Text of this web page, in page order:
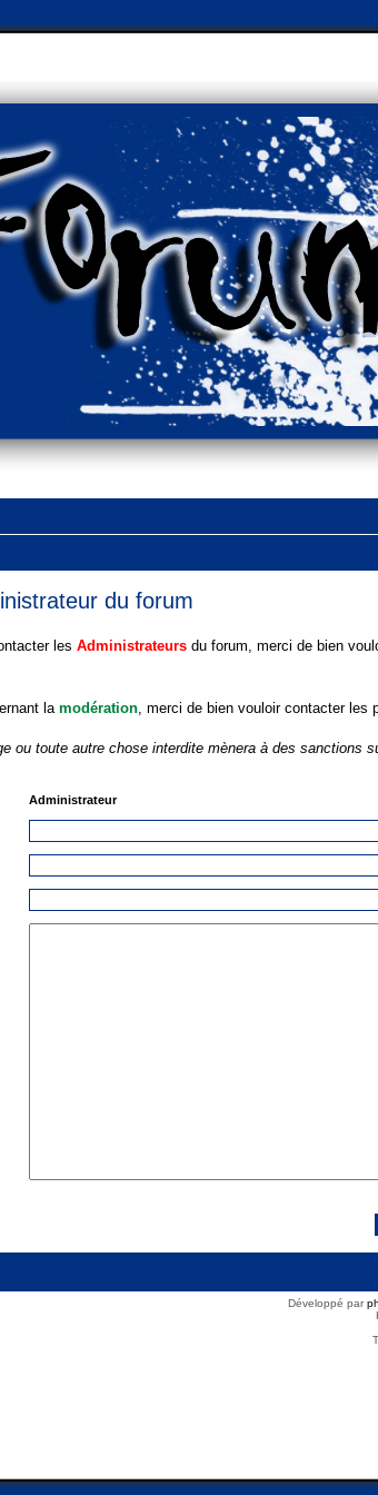
du forum
les Administrateurs du forum, merci de bien
la modération, merci de bien vouloir contacter les
ou toute autre chose interdite mènera à des sanctions
Administrateur
Développé par